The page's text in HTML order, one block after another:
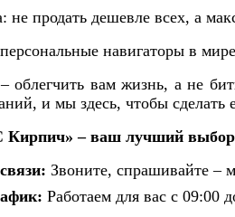
не продать дешевле всех, а
навигаторы в
облегчить вам жизнь, а не
и мы здесь, чтобы
– ваш лучший
Звоните, спрашивайте –
Работаем для вас с 09:00